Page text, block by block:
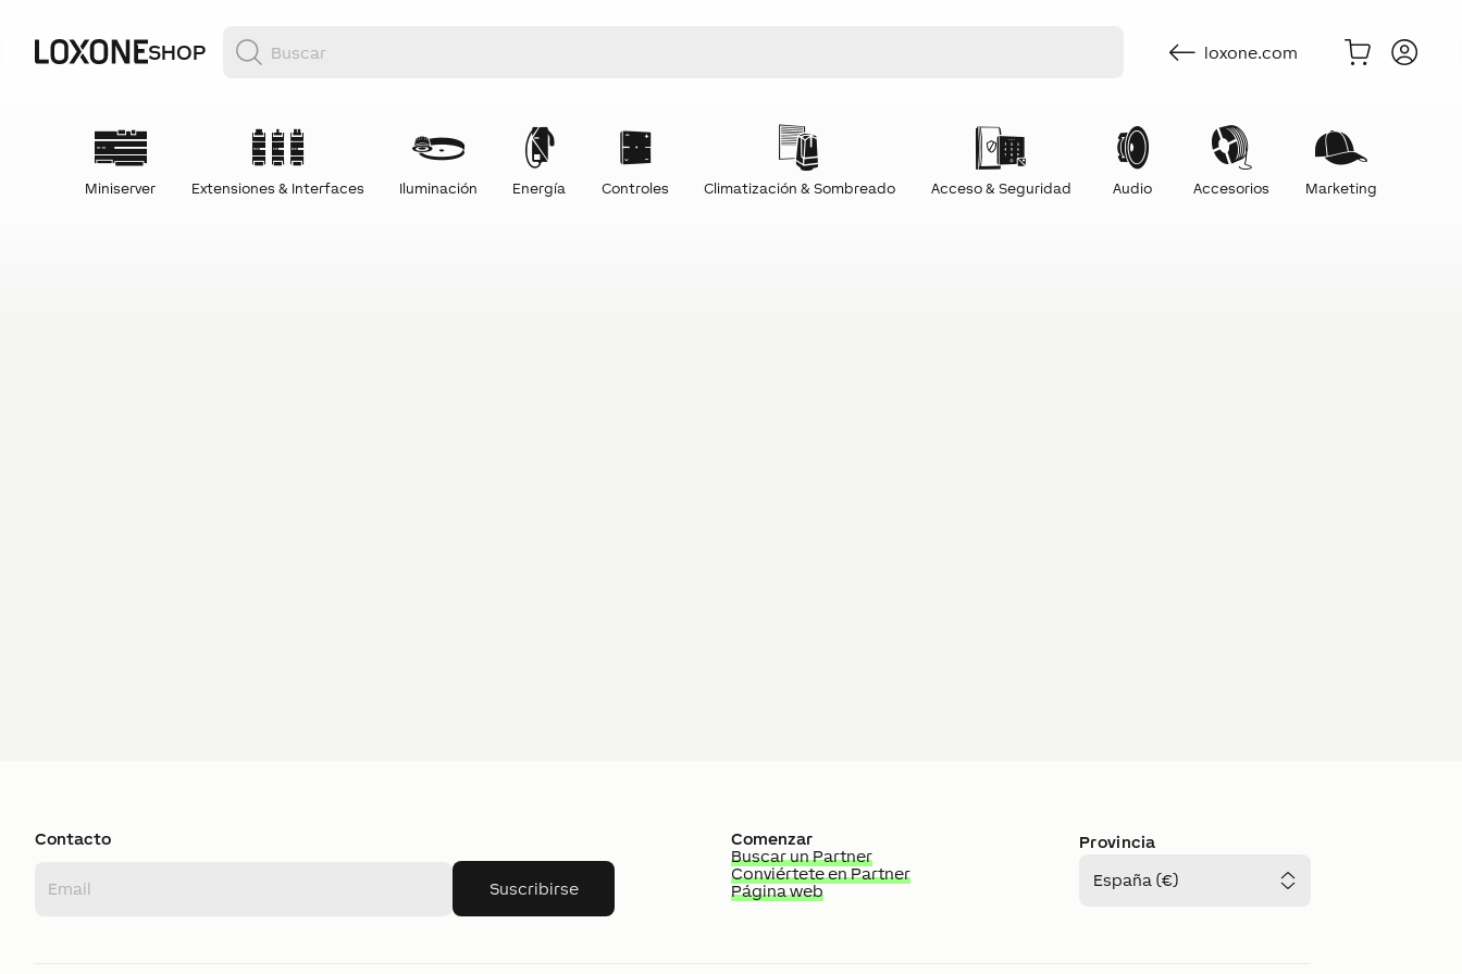
SHOP loxone.com
Miniserver Extensiones & Interfaces Iluminación Energía Controles Climatización & Sombreado Acceso & Seguridad Audio Accesorios Marketing
Contacto
Suscribirse
Comenzar
Buscar un Partner
Conviértete en Partner
Página web
Provincia
España (€)